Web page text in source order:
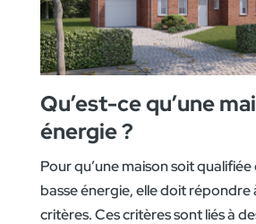
Qu’est-ce qu’une
énergie ?
Pour qu’une maison soit qualifiée
basse énergie, elle doit répondre
critères. Ces critères sont liés à